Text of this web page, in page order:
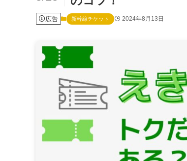
広告 新幹線チケット 2024年8月13日